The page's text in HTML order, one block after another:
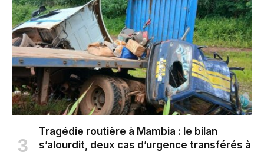
Tragédie routière à Mambia : le bilan
s’alourdit, deux cas d’urgence transférés à